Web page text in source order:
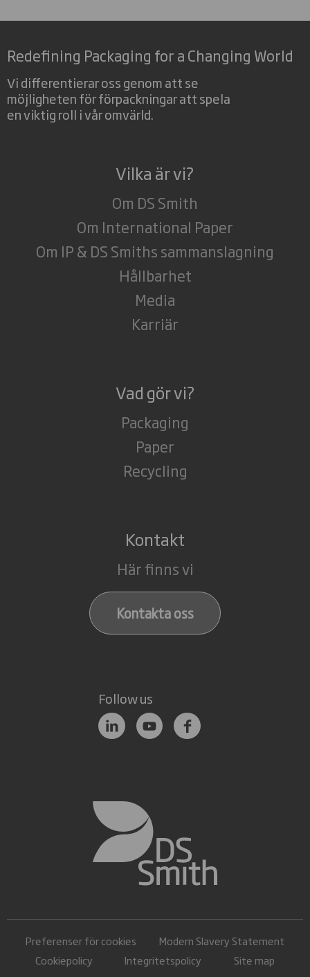
Redefining Packaging for a Changing World
Vi differentierar oss genom att se
möjligheten för förpackningar att spela
en viktig roll i vår omvärld.
Vilka är vi?
Om DS Smith
Om International Paper
Om IP & DS Smiths sammanslagning
Hållbarhet
Media
Karriär
Vad gör vi?
Packaging
Paper
Recycling
Kontakt
Här finns vi
Kontakta oss
Follow us
Preferenser för cookies
Modern Slavery Statement
Cookiepolicy
Integritetspolicy Site map